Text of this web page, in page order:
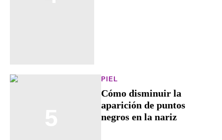
PIEL
Cómo disminuir la
aparición de puntos
negros en la nariz